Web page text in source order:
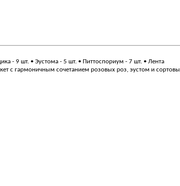
- 9 шт. • Эустома - 5 шт. • Питтоспориум - 7 шт. • Лента
с гармоничным сочетанием розовых роз, эустом и